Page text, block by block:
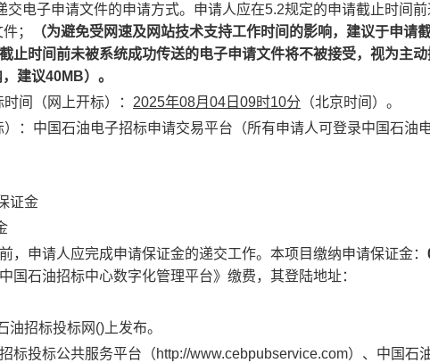
交电子申请文件的申请方式。申请人应在5.2规定的申请截止时间
；
（为避免受网速及网站技术支持工作时间的影响，建议于申请
止时间前未被系统成功传送的电子申请文件将不被接受，视为主动
建议40MB）。
间（网上开标）： 2025年08月 04 日 09时10分 （北京时间）。
：中国石油电子招标申请交易平台（所有申请人可登录中国石油
证金
，申请人应完成申请保证金的递交工作。本项目缴纳申请保证金：
国石油招标中心数字化管理平台》缴费，其登陆地址：
油招标投标网()上发布。
标投标公共服务平台（http://www.cebpubservice.com）、中国石